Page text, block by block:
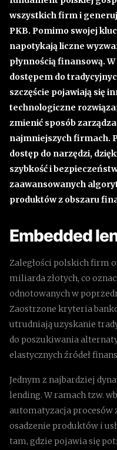
wszystkich firm i
PKB. Pomimo swojej
napotykają liczne
płynnością finansową.
dostępem do
szczęście pojawiają się
technologiczne
zmienić sposób
najmniejszych firmach.
dostęp do narzędzi,
szybkość i
zaawansowanych
produktów z obszaru
Embedded
Zaległości polskich firm
miliarda złotych, co
odnotowanych w
Zaostrzone kryteria
utrudniają uzyskanie
do poszukiwania
elastycznych źródeł
Jednym z najbardziej
lending. W ramach tzw.
automatyzacja procesów
osadzenie produktów i
tam, gdzie pojawia się